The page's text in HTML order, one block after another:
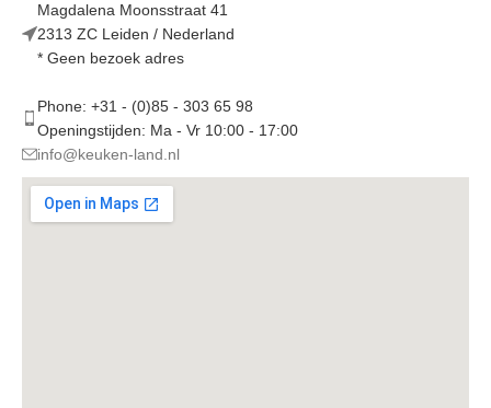
Magdalena Moonsstraat 41
2313 ZC Leiden / Nederland
* Geen bezoek adres
Phone: +31 - (0)85 - 303 65 98
Openingstijden: Ma - Vr 10:00 - 17:00
info@keuken-land.nl